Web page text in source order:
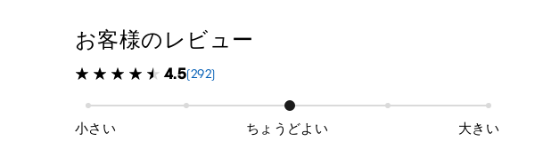
お客様のレビュー
4.5(292)
小さい ちょうどよい 大きい